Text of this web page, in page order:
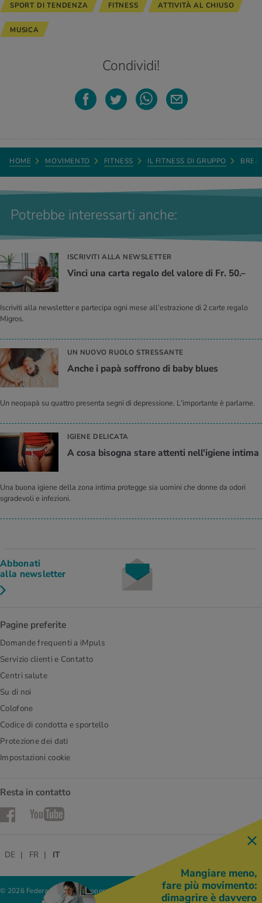
SPORT DI TENDENZA FITNESS ATTIVITÀ AL CHIUSO
MUSICA
Condividi!
HOME MOVIMENTO FITNESS IL FITNESS DI GRUPPO
Potrebbe interessarti anche:
ISCRIVITI ALLA NEWSLETTER
Vinci una carta regalo del valore di Fr. 50.–
Iscriviti alla newsletter e partecipa ogni mese all’estrazione di 2 carte regalo
Migros.
UN NUOVO RUOLO STRESSANTE
Anche i papà soffrono di baby blues
Un neopapà su quattro presenta segni di depressione. L'importante è parlarne.
IGIENE DELICATA
A cosa bisogna stare attenti nell'igiene intima
Una buona igiene della zona intima protegge sia uomini che donne da odori
sgradevoli e infezioni.
Abbonati
alla newsletter
Pagine preferite
Domande frequenti a iMpuls
Servizio clienti e Contatto
Centri salute
Su di noi
Colofone
Codice di condotta e sportello
Protezione dei dati
Impostazioni cookie
Resta in contatto
FacebookYouTube
© 2026 Federazione delle cooperative Migros
DE FR IT
Mangiare meno,
fare più movimento:
dimagrire è davvero